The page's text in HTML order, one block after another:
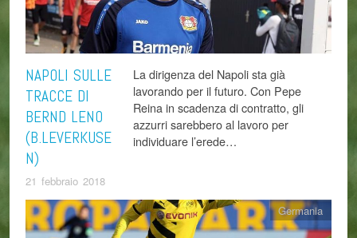
NAPOLI SULLE
TRACCE DI
BERND LENO
(B.LEVERKUSE
N)
21 febbraio 2018
La dirigenza del Napoli sta già
lavorando per il futuro. Con Pepe
Reina in scadenza di contratto, gli
azzurri sarebbero al lavoro per
individuare l’erede…
Germania